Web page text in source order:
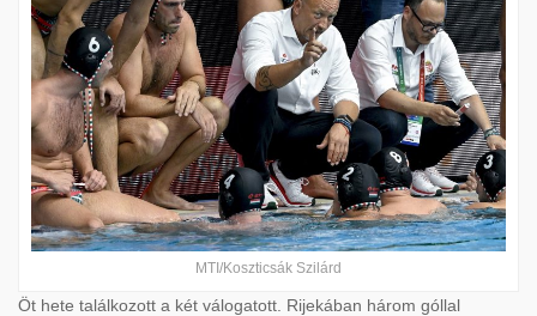
MTI/Koszticsák Szilárd
Öt hete találkozott a két válogatott. Rijekában három góllal